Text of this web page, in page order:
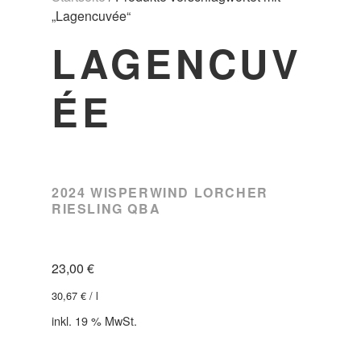
„Lagencuvée“
LAGENCUV
ÉE
2024 WISPERWIND LORCHER
RIESLING QBA
23,00 €
30,67 € / l
inkl. 19 % MwSt.